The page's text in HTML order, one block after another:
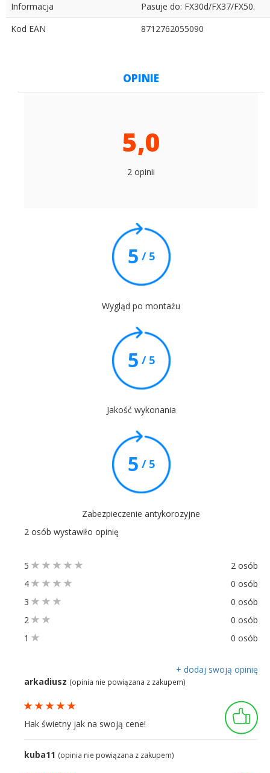
Informacja
Pasuje do: FX30d/FX37/FX50.
Kod EAN
8712762055090
OPINIE
5,0
2 opinii
5 / 5
Wygląd po montażu
5 / 5
Jakość wykonania
5 / 5
Zabezpieczenie antykorozyjne
2 osób wystawiło opinię
5
2 osób
4
0 osób
3
0 osób
2
0 osób
1
0 osób
+ dodaj swoją opinię
arkadiusz (opinia nie powiązana z zakupem)
Hak świetny jak na swoją cene!
kuba11 (opinia nie powiązana z zakupem)